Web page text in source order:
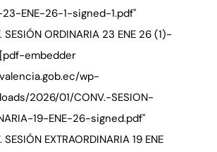
23-ENE-26-1-signed-1.pdf"
ORDINARIA 23 ENE 26 (1)-
embedder
wp-
2026/01/CONV.-SESION-
19-ENE-26-signed.pdf"
EXTRAORDINARIA 19 ENE